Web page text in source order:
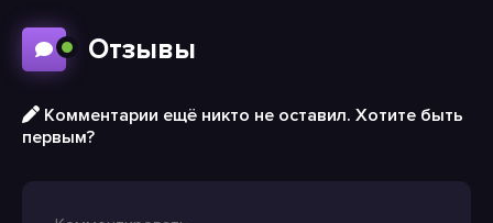
Отзывы
Комментарии ещё никто не оставил. Хотите быть
первым?